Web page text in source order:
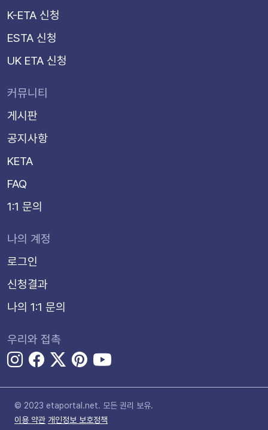
K-ETA 신청
ESTA 신청
UK ETA 신청
커뮤니티
게시판
공지사항
KETA
FAQ
1:1 문의
나의 계정
로그인
신청결과
나의 1:1 문의
우리와 접촉
© 2023 etaportal.net. 모든 권리 보유.
이용 약관 개인정보 보호정책